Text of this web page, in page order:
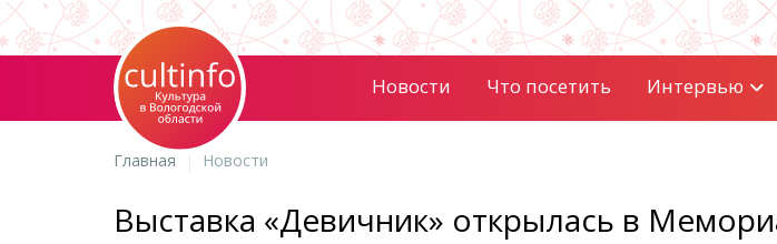
Новости Что посетить Интервью
Главная Новости
Выставка «Девичник» открылась в